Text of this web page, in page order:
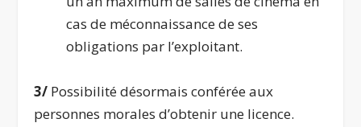
cas de méconnaissance de ses
obligations par l’exploitant.
3/ Possibilité désormais conférée aux
personnes morales d’obtenir une licence.